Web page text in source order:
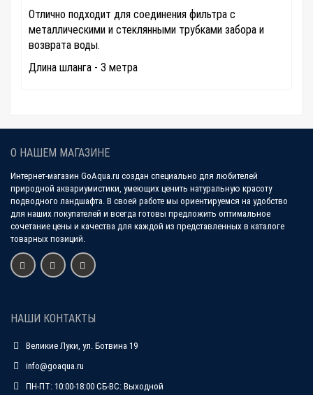
Отлично подходит для соединения фильтра с
металлическими и стеклянными трубками забора и
возврата воды.
Длина шланга - 3 метра
О НАШЕМ МАГАЗИНЕ
Интернет-магазин GoAqua.ru создан специально для любителей
природной аквариумистики, умеющих ценить натуральную красоту
подводного ландшафта. В своей работе мы ориентируемся на удобство
для наших покупателей и всегда готовы предложить оптимальное
сочетание цены и качества для каждой из представленных в каталоге
товарных позиций.
НАШИ КОНТАКТЫ
Великие Луки, ул. Ботвина 19
info@goaqua.ru
ПН-ПТ: 10:00-18:00 СБ-ВС: Выходной